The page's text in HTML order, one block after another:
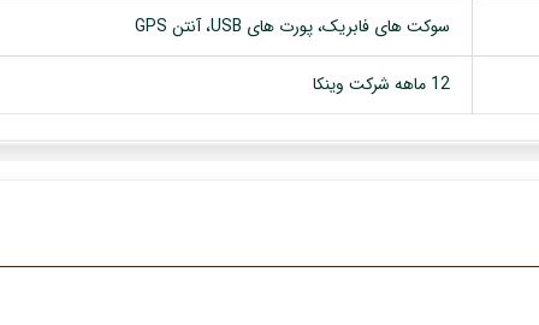
سوکت های فابریک، پورت های USB، آنتن GPS
12 ماهه شرکت وینکا